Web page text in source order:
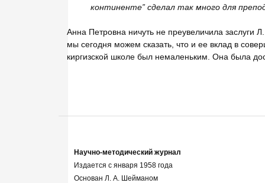
континенте” сделал так много для
Анна Петровна ничуть не преувеличила заслуги
мы сегодня можем сказать, что и ее вклад в
киргизской школе был немаленьким. Она была
Научно-методический журнал
Издается с января 1958 года
Основан Л. А. Шейманом